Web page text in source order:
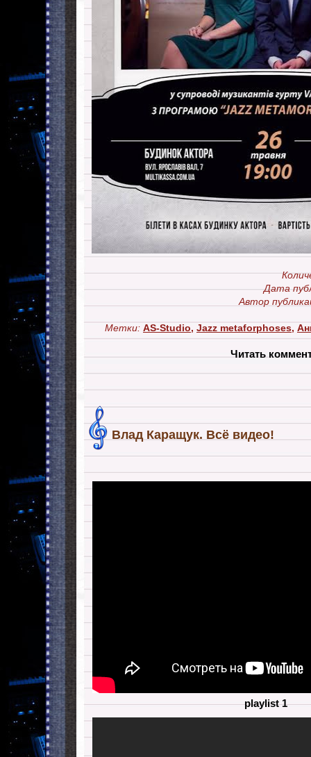
Дата
Автор
Метки: AS-Studio, Jazz metaforphoses,
Читать
Влад Каращук. Всё видео!
playlist 1